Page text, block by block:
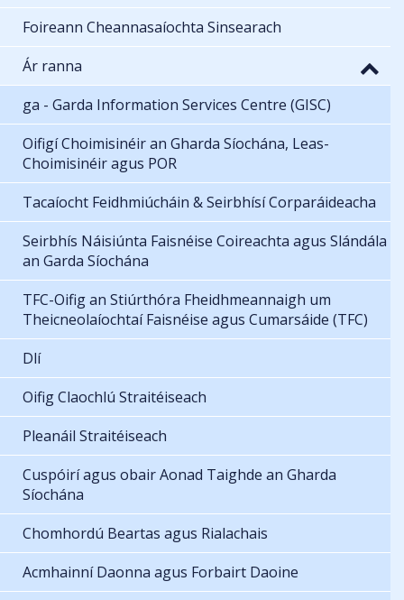
Foireann Cheannasaíochta Sinsearach
Ár ranna
ga - Garda Information Services Centre (GISC)
Oifigí Choimisinéir an Gharda Síochána, Leas-
Choimisinéir agus POR
Tacaíocht Feidhmiúcháin & Seirbhísí Corparáideacha
Seirbhís Náisiúnta Faisnéise Coireachta agus Slándála
an Garda Síochána
TFC-Oifig an Stiúrthóra Fheidhmeannaigh um
Theicneolaíochtaí Faisnéise agus Cumarsáide (TFC)
Dlí
Oifig Claochlú Straitéiseach
Pleanáil Straitéiseach
Cuspóirí agus obair Aonad Taighde an Gharda
Síochána
Chomhordú Beartas agus Rialachais
Acmhainní Daonna agus Forbairt Daoine